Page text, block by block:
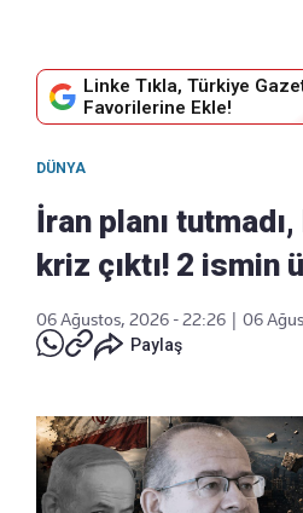
Linke Tıkla, Türkiye
Favorilerine Ekle!
DÜNYA
İran planı
kriz çıktı! 2 ismin
06 Ağustos, 2026 - 22:26
06
Paylaş